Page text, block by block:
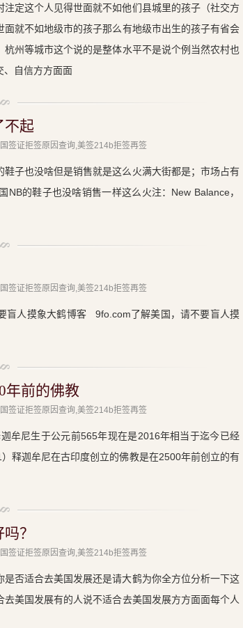
定这个人见得世面就不如他们县城里的孩子（社交方
就不如地级市的孩子那么有地级市出生的孩子有省会
州等城市这个说的是整体水平不是说个例当然农村也
、自信方方面面
不起
签证拒签原因查询,美签214b拒签再签
子也没啥但是销售就是这么火满大街都是；市场占有
的鞋子也没啥销售一样这么火注：New Balance，
签证拒签原因查询,美签214b拒签再签
盲人摸象大鹤博客 9fo.com了解美国，请不要盲人摸
年前的佛教
签证拒签原因查询,美签214b拒签再签
牟尼生于公元前565年现在是2016年相当于迄今已经
释迦牟尼在古印度创立的佛教是在2500年前创立的有
？
签证拒签原因查询,美签214b拒签再签
否适合去美国发展还是请大鹤为你全方位分析一下这
美国发展有的人说不适合去美国发展方方面面每个人